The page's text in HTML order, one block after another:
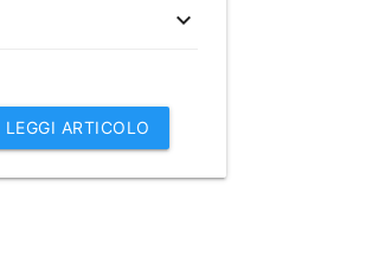
expand_more
LEGGI ARTICOLO